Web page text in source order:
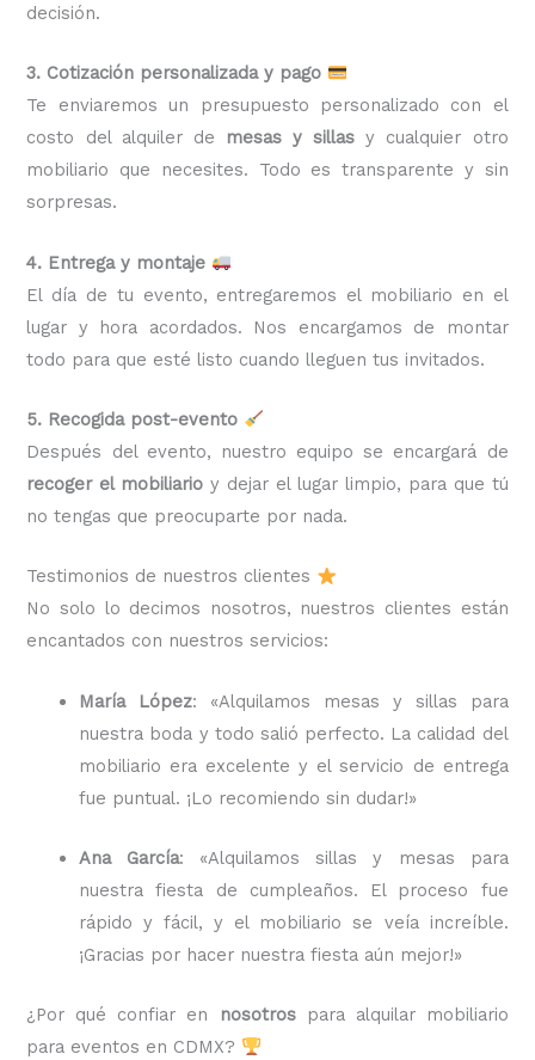
decisión.
3. Cotización personalizada y pago
Te enviaremos un presupuesto personalizado con el
costo del alquiler de
mesas y sillas y cualquier otro
mobiliario que necesites. Todo es transparente y sin
sorpresas.
4. Entrega y montaje
El día de tu evento, entregaremos el mobiliario en el
lugar y hora acordados. Nos encargamos de montar
todo para que esté listo cuando lleguen tus invitados.
5. Recogida post-evento
Después del evento, nuestro equipo se encargará de
recoger el mobiliario y dejar el lugar limpio, para que tú
no tengas que preocuparte por nada.
Testimonios de nuestros clientes
No solo lo decimos nosotros, nuestros clientes están
encantados con nuestros servicios:
María López: «Alquilamos mesas y sillas para
nuestra boda y todo salió perfecto. La calidad del
mobiliario era excelente y el servicio de entrega
fue puntual. ¡Lo recomiendo sin dudar!»
Ana García: «Alquilamos sillas y mesas para
nuestra fiesta de cumpleaños. El proceso fue
rápido y fácil, y el mobiliario se veía increíble.
¡Gracias por hacer nuestra fiesta aún mejor!»
¿Por qué confiar en nosotrospara alquilar mobiliario
para eventos en CDMX?